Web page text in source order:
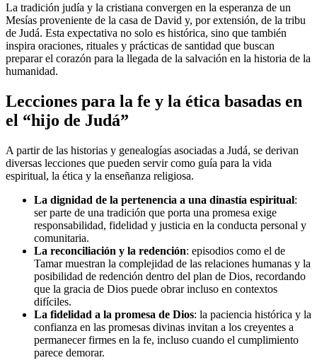
La tradición judía y la cristiana convergen en la esperanza de un
Mesías proveniente de la casa de David y, por extensión, de la tribu
de Judá. Esta expectativa no solo es histórica, sino que también
inspira oraciones, rituales y prácticas de santidad que buscan
preparar el corazón para la llegada de la salvación en la historia de la
humanidad.
Lecciones para la fe y la ética basadas en
el “hijo de Judá”
A partir de las historias y genealogías asociadas a Judá, se derivan
diversas lecciones que pueden servir como guía para la vida
espiritual, la ética y la enseñanza religiosa.
La dignidad de la pertenencia a una dinastía espiritual:
ser parte de una tradición que porta una promesa exige
responsabilidad, fidelidad y justicia en la conducta personal y
comunitaria.
La reconciliación y la redención: episodios como el de
Tamar muestran la complejidad de las relaciones humanas y la
posibilidad de redención dentro del plan de Dios, recordando
que la gracia de Dios puede obrar incluso en contextos
difíciles.
La fidelidad a la promesa de Dios: la paciencia histórica y la
confianza en las promesas divinas invitan a los creyentes a
permanecer firmes en la fe, incluso cuando el cumplimiento
parece demorar.